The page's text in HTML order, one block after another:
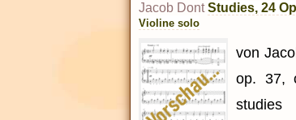
Jacob Dont Studies, 24
Violine solo
von
op. 37,
studies